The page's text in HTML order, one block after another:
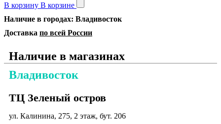
В корзину В корзине
Наличие в городах: Владивосток
Доставка по всей России
Наличие в магазинах
Владивосток
ТЦ Зеленый остров
ул. Калинина, 275, 2 этаж, бут. 206